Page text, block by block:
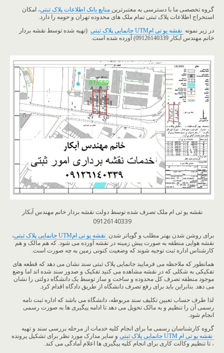
گروه تخصصی ما با دسترسی به معتبرترین منابع بانک اطلاعات پلاک ثبتی، امکان
استخراج اطلاعات پلاک ثبتی تمام ملک های محدوده تهران و حومه را دارد.
در زیر نمونه نقشه یو تی امUTM جانمایی پلاک ثبتی
(تهیه شده توسط نقشه بردار
خانم مهندس آبکار 09126140339) آورده شده است.
نقشه یو تی ام ملک تصرف شده توسط دولت نقشه بردار خانم مهندس آبکار
09126140339
برای روشن شدن بهتر مطلب و گویاتر شدن نقشه یو تی امUTM جانمایی پلاک ثبتی
،
نقشه هوایی منطقه به صورت پیش زمینه در نقشه آورده می شود. که هم مالک و هم
کارشناس اداره ثبت توجیه شوند که وضعیت کنونی زمین به چه صورت است.
همانطور که ملاحظه می فرمایید جانمایی پلاک ثبتی سند نشان می دهد که قطعه های
تفکیکی به شکلی که در نقشه مشاهده می کنید تفکیک و صدور سند شده اند اما وضع
موجود منطقه تصرف کل محدوده و ساخت و ساز توسط یک دانشگاه دولتی را نشان
می دهد. بنابراین باید برای رفع تصرف دانشگاه از طریق دادگاه اقدام کرد.
لذا طرف حساب تعیین تکلیف سند مربوطه، دانشگاه می باشد که اداره ثبت نامه
رسمی آن را تنظیم و به مالک تحویل می دهد تا ادامه پیگیری ها به صورت رسمی
انجام شود.
گروه کارشناسان رسمی ما برای انجام کلیه خدمات از مرحله بررسی سند و تهیه
نقشه یو تی ام UTM جانمایی پلاک ثبتی
و سایر مدارک مورد نظر برای تشکیل پرونده
، تا تنظیم وکالت کاری برای انجام کلیه پیگیری ها اعلام آمادگی می کند.